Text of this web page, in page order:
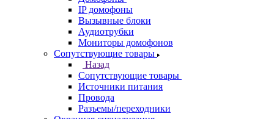
IP домофоны
Вызывные блоки
Аудиотрубки
Мониторы домофонов
Сопутствующие товары
Назад
Сопутствующие товары
Источники питания
Провода
Разъемы/переходники